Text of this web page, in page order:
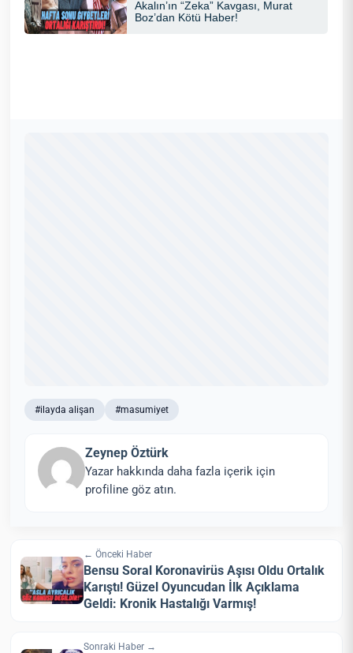
#ilayda alişan #masumiyet
Zeynep Öztürk
Yazar hakkında daha fazla içerik için
profiline göz atın.
← Önceki Haber
Bensu Soral Koronavirüs Aşısı Oldu Ortalık
Karıştı! Güzel Oyuncudan İlk Açıklama
Geldi: Kronik Hastalığı Varmış!
Sonraki Haber →